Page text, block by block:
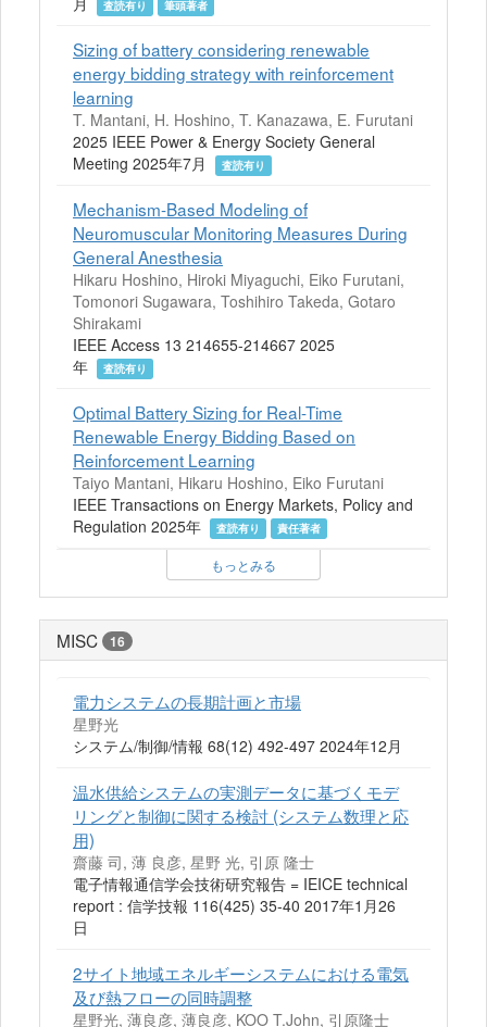
査読有り 筆頭著者
Sizing of battery considering renewable
energy bidding strategy with reinforcement
learning
T. Mantani, H. Hoshino, T. Kanazawa, E. Furutani
2025 IEEE Power & Energy Society General
Meeting 2025年7月
査読有り
Mechanism-Based Modeling of
Neuromuscular Monitoring Measures During
General Anesthesia
Hikaru Hoshino, Hiroki Miyaguchi, Eiko Furutani,
Tomonori Sugawara, Toshihiro Takeda, Gotaro
Shirakami
IEEE Access 13 214655-214667 2025
年
査読有り
Optimal Battery Sizing for Real-Time
Renewable Energy Bidding Based on
Reinforcement Learning
Taiyo Mantani, Hikaru Hoshino, Eiko Furutani
IEEE Transactions on Energy Markets, Policy and
Regulation 2025年
査読有り 責任著者
もっとみる
MISC 16
電力システムの長期計画と市場
星野光
システム/制御/情報 68(12) 492-497 2024年12月
温水供給システムの実測データに基づくモデ
リングと制御に関する検討 (システム数理と応
用)
齋藤 司, 薄 良彦, 星野 光, 引原 隆士
電子情報通信学会技術研究報告 = IEICE technical
report : 信学技報 116(425) 35-40 2017年1月26
日
2サイト地域エネルギーシステムにおける電気
及び熱フローの同時調整
星野光, 薄良彦, 薄良彦, KOO T.John, 引原隆士